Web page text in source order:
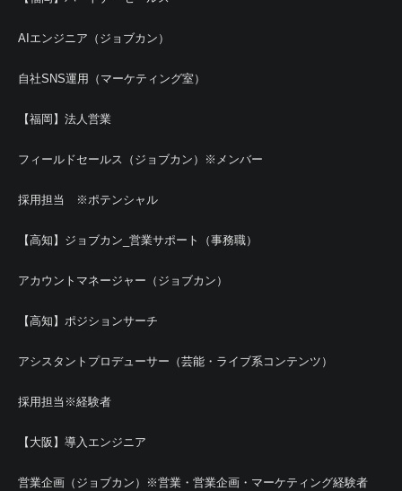
AIエンジニア（ジョブカン）
自社SNS運用（マーケティング室）
【福岡】法人営業
フィールドセールス（ジョブカン）※メンバー
採用担当 ※ポテンシャル
【高知】ジョブカン_営業サポート（事務職）
アカウントマネージャー（ジョブカン）
【高知】ポジションサーチ
アシスタントプロデューサー（芸能・ライブ系コンテンツ）
採用担当※経験者
【大阪】導入エンジニア
営業企画（ジョブカン）※営業・営業企画・マーケティング経験者